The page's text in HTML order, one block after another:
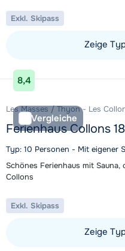
Exkl. Skipass
Zeige
Unterkunft ansehen
8,4
Vergleiche
Les Masses / Thyon - Les
Ferienhaus Collons
Typ: 10 Personen - Mit eigener
Schönes Ferienhaus mit
Collons
Exkl. Skipass
Zeige